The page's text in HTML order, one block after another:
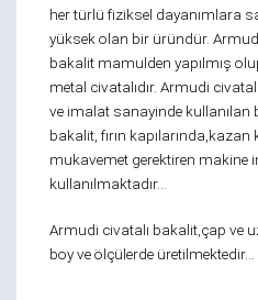
her türlü fiziksel dayanımlara
yüksek olan bir üründür.
bakalit mamulden yapılmış
metal civatalıdır. Armudi
ve imalat sanayinde
bakalit, fırın kapılarında,kazan
mukavemet gerektiren makine
kullanılmaktadır…
Armudi civatalı bakalit,çap ve
boy ve ölçülerde üretilmektedir…